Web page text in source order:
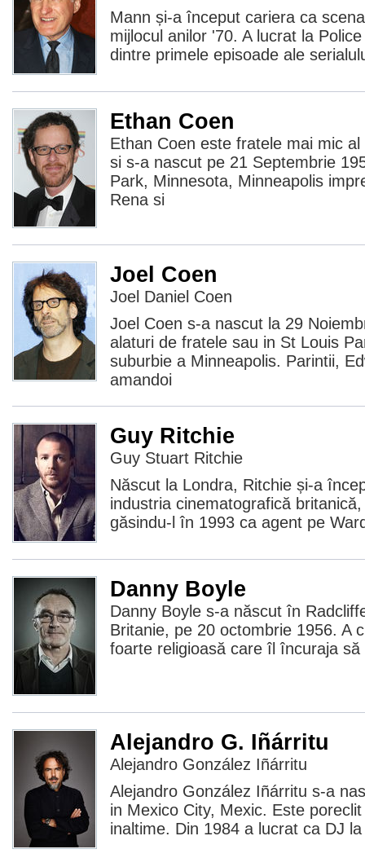
Mann și-a început cariera ca
mijlocul anilor '70. A lucrat la
dintre primele episoade ale
Ethan Coen
Ethan Coen este fratele mai mic al
si s-a nascut pe 21 Septembrie
Park, Minnesota, Minneapolis
Rena si
Joel Coen
Joel Daniel Coen
Joel Coen s-a nascut la 29
alaturi de fratele sau in St Louis
suburbie a Minneapolis. Parintii,
amandoi
Guy Ritchie
Guy Stuart Ritchie
Născut la Londra, Ritchie și-a
industria cinematografică
găsindu-l în 1993 ca agent pe
Danny Boyle
Danny Boyle s-a născut în
Britanie, pe 20 octombrie 1956. A
foarte religioasă care îl încuraja
Alejandro G. Iñárritu
Alejandro González Iñárritu
Alejandro González Iñárritu s-a
in Mexico City, Mexic. Este
inaltime. Din 1984 a lucrat ca DJ